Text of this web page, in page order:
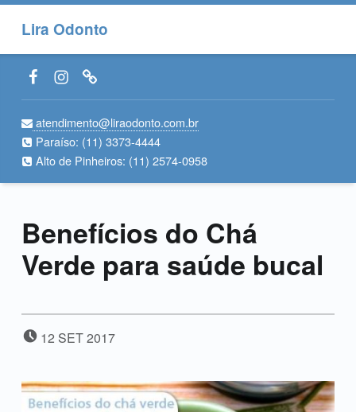
Lira Odonto
Facebook LiraOdonto
Instagram LiraOdonto
Site LiraOdonto
atendimento@liraodonto.com.br
Paraíso: (11) 3373-4444
Alto de Pinheiros: (11) 2574-0958
Benefícios do Chá
Verde para saúde bucal
POSTADO EM:
12 SET2017